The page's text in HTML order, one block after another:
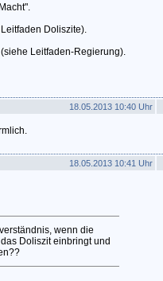
Doliszite).
Leitfaden-Regierung).
18.05.2013 10:40 Uhr
18.05.2013 10:41 Uhr
wenn die
Doliszit einbringt und